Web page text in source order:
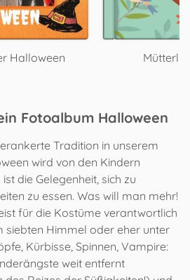
Halloween
Fotoalbum Halloween
Tradition in unserem
wird von den Kindern
die Gelegenheit, sich zu
zu essen. Was will man mehr!
für die Kostüme verantwortlich
siebten Himmel oder eher unter
Kürbisse, Spinnen, Vampire:
weit entfernt